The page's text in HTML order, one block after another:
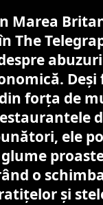
Marea
The
Deși
forța de
ele
o
și